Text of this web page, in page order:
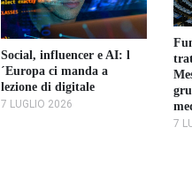
Social, influencer e AI: l
´Europa ci manda a
lezione di digitale
7 LUGLIO 2026
7